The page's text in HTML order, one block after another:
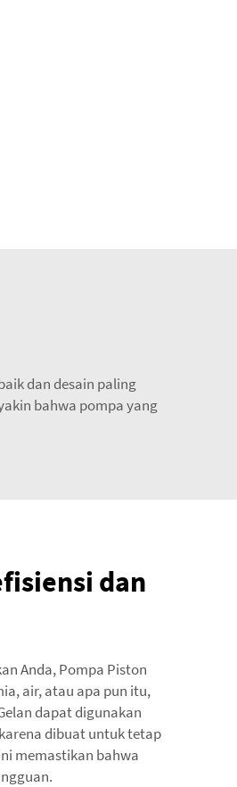
dan desain paling
bahwa pompa yang
dan
Anda, Pompa Piston
air, atau apa pun itu,
dapat digunakan
dibuat untuk tetap
memastikan bahwa